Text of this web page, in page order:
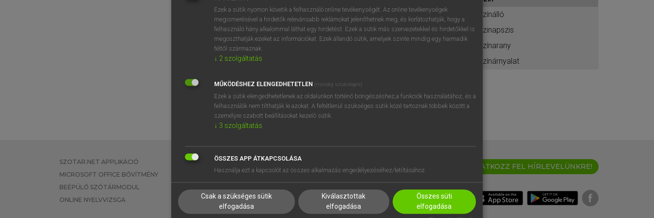
BELÉPÉS
próbaverziójának elindításához
regisztrálok ésbelépek.
REGISZTRÁCIÓ
színálló
szinapszis
színarany
színárnyalat
SZOTAR.NET APPLIKÁCIÓ
MICROSOFT OFFICE BŐVÍTMÉNY
BEÉPÜLŐ SZÓTÁRMODUL
ONLINE NYELVVIZSGA
EGYÉNI FELHASZNÁLÓKNAK
TANULÓKNAK
VÁLLALATI MEGOLDÁSOK
SÚGÓ
RÓLUNK
SÜTI BEÁLLÍTÁSOK
IRATKOZZ FEL HÍRLEVELÜNKRE!
Ezek a sütik nyomon követik a felhasználó online tevékenységét. Az online tevékenységek
megismerésével a hirdetők relevánsabb reklámokat jeleníthetnek meg, és korlátozhatják, hogy a
felhasználó hány alkalommal láthat egy hirdetést. Ezek a sütik más szervezetekkel és hirdetőkkel is
megoszthatják ezeket az információkat. Ezek állandó sütik, amelyek szinte mindig egy harmadik
féltől származnak.
↓ 2 szolgáltatás
MŰKÖDÉSHEZ ELENGEDHETETLEN (mindig szükséges)
Ezek a sütik elengedhetetlenek az oldalunkon történő böngészéshez,a funkciók használatához, és a
felhasználók nem tilthatják le azokat. A feltétlenül szükséges sütik közé tartoznak többek között a
személyre szabott beállításokat kezelő sütik.
↓ 3 szolgáltatás
ÖSSZES APP ÁTKAPCSOLÁSA
Használja ezt a kapcsolót az összes alkalmazás engedélyezéséhez/letiltásához.
Csak a szükséges sütik
elfogadása
Kiválasztottak
elfogadása
Összes süti
elfogadása